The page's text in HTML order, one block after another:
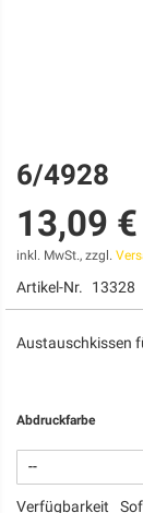
Zum
Anfang
der
Bildgalerie
springen
6/4928
13,09 €
inkl. MwSt., zzgl.
Artikel-Nr. 13328
Austauschkissen
Abdruckfarbe
Verfügbarkeit